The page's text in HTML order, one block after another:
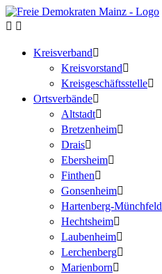
Kreisverband
Kreisvorstand
Kreisgeschäftsstelle
Ortsverbände
Altstadt
Bretzenheim
Drais
Ebersheim
Finthen
Gonsenheim
Hartenberg-Münchfeld
Hechtsheim
Laubenheim
Lerchenberg
Marienborn